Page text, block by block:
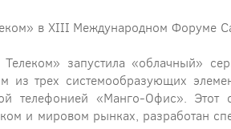
в XIII Международном Форуме
запустила «облачный»
трех системообразующих
телефонией «Манго-Офис». Этот
и мировом рынках, разработан